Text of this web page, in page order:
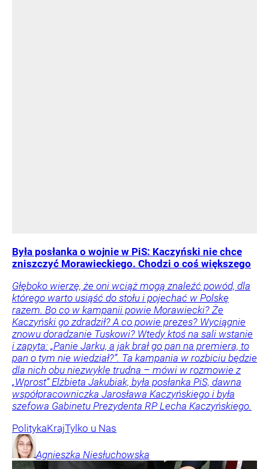
Była posłanka o wojnie w PiS: Kaczyński nie chce
zniszczyć Morawieckiego. Chodzi o coś większego
Głęboko wierzę, że oni wciąż mogą znaleźć powód, dla
którego warto usiąść do stołu i pojechać w Polskę
razem. Bo co w kampanii powie Morawiecki? Że
Kaczyński go zdradził? A co powie prezes? Wyciągnie
znowu doradzanie Tuskowi? Wtedy ktoś na sali wstanie
i zapyta: „Panie Jarku, a jak brał go pan na premiera, to
pan o tym nie wiedział?”. Ta kampania w rozbiciu będzie
dla nich obu niezwykle trudna – mówi w rozmowie z
„Wprost” Elżbieta Jakubiak, była posłanka PiS, dawna
współpracowniczka Jarosława Kaczyńskiego i była
szefowa Gabinetu Prezydenta RP Lecha Kaczyńskiego.
PolitykaKrajTylko u Nas
Agnieszka Niesłuchowska